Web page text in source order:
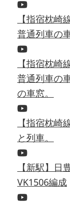
【指宿枕
普通列車の
【指宿枕
普通列車の
の車窓。
【指宿枕崎
と列車。
【新駅】
VK1506編成